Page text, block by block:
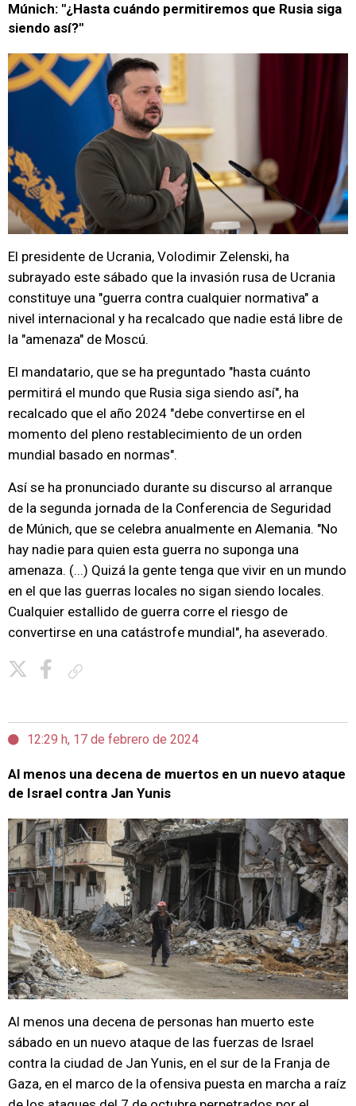
Múnich: "¿Hasta cuándo permitiremos que Rusia siga
siendo así?"
El presidente de Ucrania, Volodimir Zelenski, ha
subrayado este sábado que la invasión rusa de Ucrania
constituye una "guerra contra cualquier normativa" a
nivel internacional y ha recalcado que nadie está libre de
la "amenaza" de Moscú.
El mandatario, que se ha preguntado "hasta cuánto
permitirá el mundo que Rusia siga siendo así", ha
recalcado que el año 2024 "debe convertirse en el
momento del pleno restablecimiento de un orden
mundial basado en normas".
Así se ha pronunciado durante su discurso al arranque
de la segunda jornada de la Conferencia de Seguridad
de Múnich, que se celebra anualmente en Alemania. "No
hay nadie para quien esta guerra no suponga una
amenaza. (...) Quizá la gente tenga que vivir en un mundo
en el que las guerras locales no sigan siendo locales.
Cualquier estallido de guerra corre el riesgo de
convertirse en una catástrofe mundial", ha aseverado.
12:29 h, 17 de febrero de 2024
Al menos una decena de muertos en un nuevo ataque
de Israel contra Jan Yunis
Al menos una decena de personas han muerto este
sábado en un nuevo ataque de las fuerzas de Israel
contra la ciudad de Jan Yunis, en el sur de la Franja de
Gaza, en el marco de la ofensiva puesta en marcha a raíz